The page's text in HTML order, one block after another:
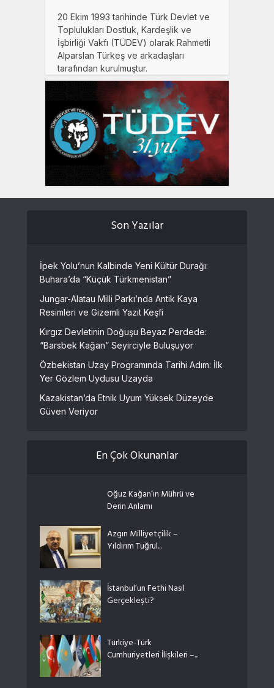
20 Ekim 1993 tarihinde Türk Devlet ve
Toplulukları Dostluk, Kardeşlik ve
İşbirliği Vakfı (TÜDEV) olarak Rahmetli
Alparslan Türkeş ve arkadaşları
tarafından kurulmuştur.
Son Yazılar
İpek Yolu’nun Kalbinde Yeni Kültür Durağı:
Buhara’da “Küçük Türkmenistan”
Jungar-Alatau Milli Parkı’nda Antik Kaya
Resimleri ve Gizemli Yazıt Keşfi
Kırgız Devletinin Doğuşu Beyaz Perdede:
“Barsbek Kağan” Seyirciyle Buluşuyor
Özbekistan Uzay Programında Tarihi Adım: İlk
Yer Gözlem Uydusu Uzayda
Kazakistan’da Etnik Uyum Yüksek Düzeyde
Güven Veriyor
En Çok Okunanlar
Oğuz Kağan’ın Mührü ve
Derin Anlamı
Azgın Milliyetçilik –
Yıldırım Tuğrul...
İstanbul’un Fethi Nasıl
Gerçekleşti?
Türkiye-Türk
Cumhuriyetleri İlişkileri –...